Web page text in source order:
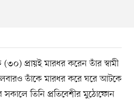
(৩০) প্রায়ই মারধর করেন তাঁর স্বামী
তাঁকে মারধর করে ঘরে আটকে
তিনি প্রতিবেশীর মুঠোফোন